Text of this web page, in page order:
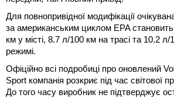
Для повнопривідної модифікації
за американським циклом EPA
км у місті, 8.7 л/100 км на трасі та 10.2
режимі.
Офіційно всі подробиці про оновлений
Sport компанія розкриє під час світової
До того часу виробник не підтверджує